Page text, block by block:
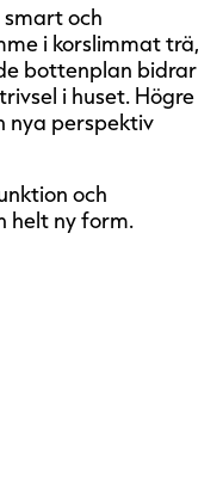
och
i korslimmat trä,
bottenplan bidrar
i huset. Högre
nya perspektiv
och
helt ny form.